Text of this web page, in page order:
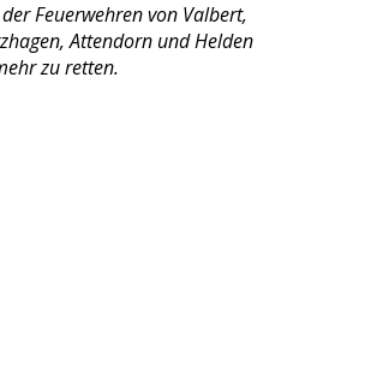
Feuerwehren von Valbert,
Attendorn und Helden
zu retten.